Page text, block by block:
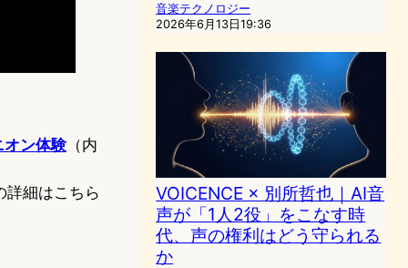
ン体験（内
詳細はこちら
音楽テクノロジー
2026年6月13日19:36
VOICENCE × 別所哲也｜AI音
声が「1人2役」をこなす時
代、声の権利はどう守られる
か